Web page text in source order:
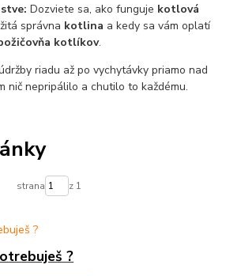
Dozviete sa, ako funguje kotlová
správna kotlina a kedy sa vám oplatí
kotlíkov.
riadu až po vychytávky priamo nad
nič nepripálilo a chutilo to každému.
strana z 1
?